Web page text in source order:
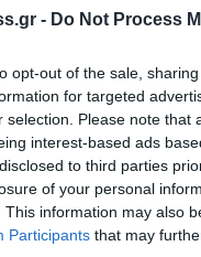
- Do Not Process
opt-out of the sale,
for targeted
selection. Please note
interest-based ads
to third parties
of your personal
This information may also
Participants that may
στο